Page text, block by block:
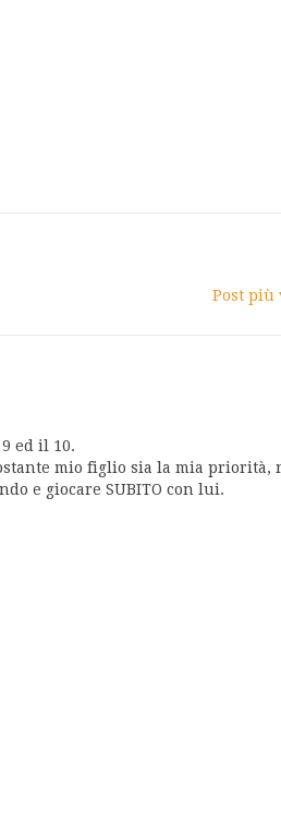
Post più
ed il 10.
mio figlio sia la mia priorità,
e giocare SUBITO con lui.